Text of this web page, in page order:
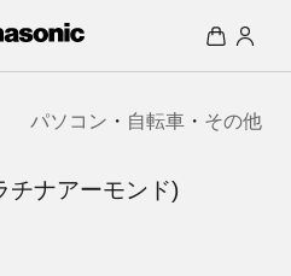
パソコン ・ 自転車 ・ その他
チナアーモンド)